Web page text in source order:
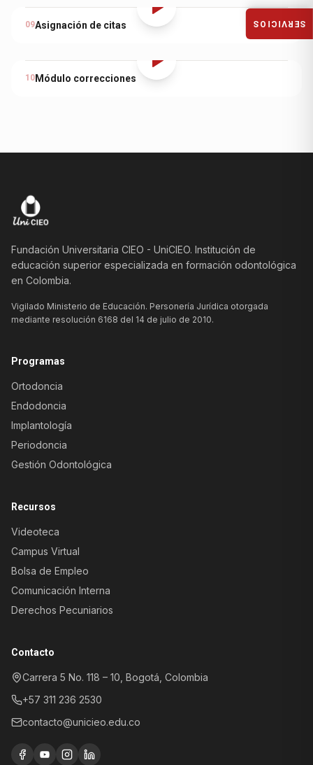
09Asignación de citas
10 Módulo correcciones
Fundación Universitaria CIEO - UniCIEO. Institución de
educación superior especializada en formación odontológica
en Colombia.
Vigilado Ministerio de Educación. Personería Jurídica otorgada
mediante resolución 6168 del 14 de julio de 2010.
Programas
Ortodoncia
Endodoncia
Implantología
Periodoncia
Gestión Odontológica
Recursos
Videoteca
Campus Virtual
Bolsa de Empleo
Comunicación Interna
Derechos Pecuniarios
Contacto
Carrera 5 No. 118 – 10, Bogotá, Colombia
+57 311 236 2530
contacto@unicieo.edu.co
SERVICIOS
Registro y control